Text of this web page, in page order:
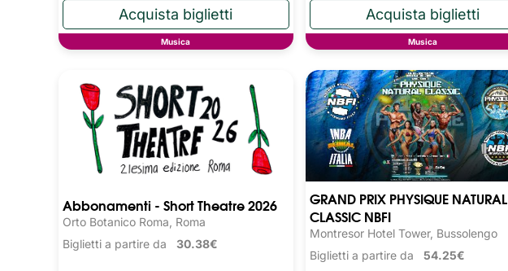
Musica Musica
Abbonamenti - Short Theatre 2026
Orto Botanico Roma, Roma
Biglietti a partire da 30.38€
GRAND PRIX PHYSIQUE NATURAL
CLASSIC NBFI
Montresor Hotel Tower, Bussolengo
Biglietti a partire da 54.25€